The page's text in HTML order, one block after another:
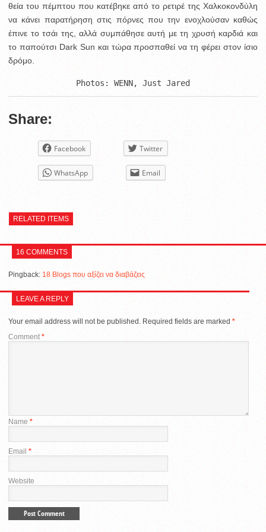
θεία του πέμπτου που κατέβηκε από το ρετιρέ της Χαλκοκονδύλη
να κάνει παρατήρηση στις πόρνες που την ενοχλούσαν καθώς
έπινε το τσάι της, αλλά συμπάθησε αυτή με τη χρυσή καρδιά και
το παπούτσι Dark Sun και τώρα προσπαθεί να τη φέρει στον ίσιο
δρόμο.
Photos: WENN, Just Jared
Share:
Facebook Twitter
WhatsApp Email
RELATED ITEMS
16 COMMENTS
Pingback: 18 Blogs που αξίζει να διαβάζεις
LEAVE A REPLY
Your email address will not be published. Required fields are marked *
Comment*
Name *
Email *
Website